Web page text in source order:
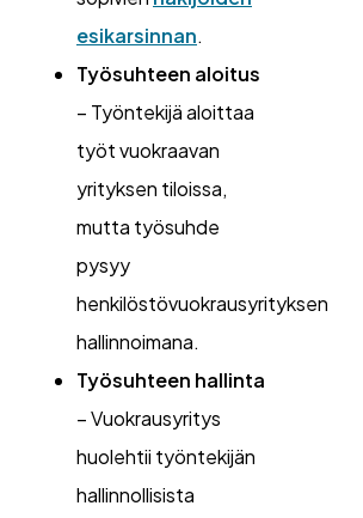
esikarsinnan.
Työsuhteen aloitus
– Työntekijä aloittaa
työt vuokraavan
yrityksen tiloissa,
mutta työsuhde
pysyy
henkilöstövuokrausyrityksen
hallinnoimana.
Työsuhteen hallinta
– Vuokrausyritys
huolehtii työntekijän
hallinnollisista